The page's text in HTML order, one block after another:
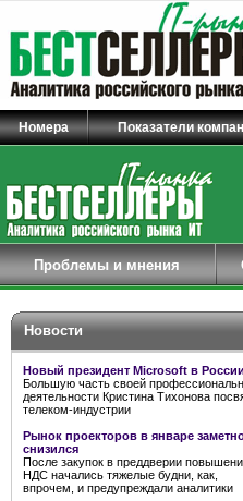
Номера Показатели
Проблемы и мнения
Новости
Новый президент Microsoft в России
Большую часть своей
деятельности Кристина Тихонова
телеком-индустрии
Рынок проекторов в январе
снизился
После закупок в преддверии
НДС начались тяжелые будни, как,
впрочем, и предупреждали аналитики